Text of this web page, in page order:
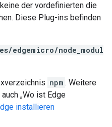
der vordefinierten die
Diese Plug-ins befinden
edgemicro/node_modul
npm . Weitere
„Wo ist Edge
installieren